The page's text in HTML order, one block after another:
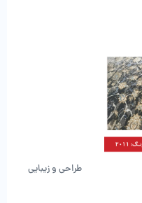
طراحی و زیبایی